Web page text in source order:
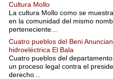
Cultura Mollo
La cultura Mollo como se
en la comunidad del mismo
perteneciente...
Cuatro pueblos del Beni
hidroeléctrica El Bala
Cuatro pueblos del
un proceso legal contra el
derecho...